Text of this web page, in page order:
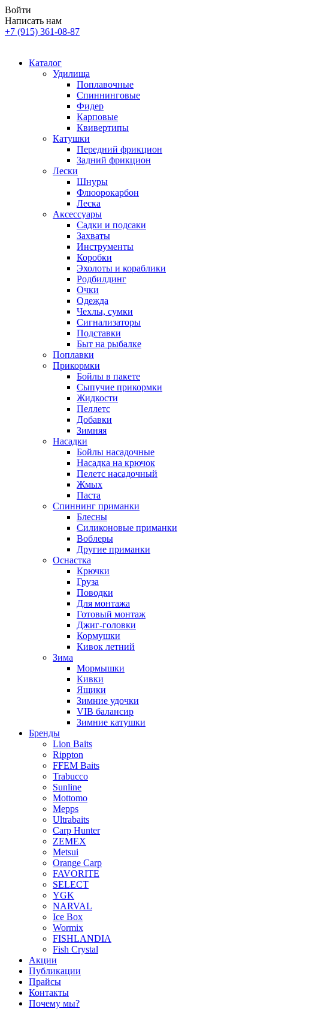
Войти
Написать нам
+7 (915) 361-08-87
Каталог
Удилища
Поплавочные
Спиннинговые
Фидер
Карповые
Квивертипы
Катушки
Передний фрикцион
Задний фрикцион
Лески
Шнуры
Флюорокарбон
Леска
Аксессуары
Садки и подсаки
Захваты
Инструменты
Коробки
Эхолоты и кораблики
Родбилдинг
Очки
Одежда
Чехлы, сумки
Сигнализаторы
Подставки
Быт на рыбалке
Поплавки
Прикормки
Бойлы в пакете
Сыпучие прикормки
Жидкости
Пеллетс
Добавки
Зимняя
Насадки
Бойлы насадочные
Насадка на крючок
Пелетс насадочный
Жмых
Паста
Спиннинг приманки
Блесны
Силиконовые приманки
Воблеры
Другие приманки
Оснастка
Крючки
Груза
Поводки
Для монтажа
Готовый монтаж
Джиг-головки
Кормушки
Кивок летний
Зима
Мормышки
Кивки
Ящики
Зимние удочки
VIB балансир
Зимние катушки
Бренды
Lion Baits
Rippton
FFEM Baits
Trabucco
Sunline
Mottomo
Mepps
Ultrabaits
Carp Hunter
ZEMEX
Metsui
Orange Carp
FAVORITE
SELECT
YGK
NARVAL
Ice Box
Wormix
FISHLANDIA
Fish Crystal
Акции
Публикации
Прайсы
Контакты
Почему мы?